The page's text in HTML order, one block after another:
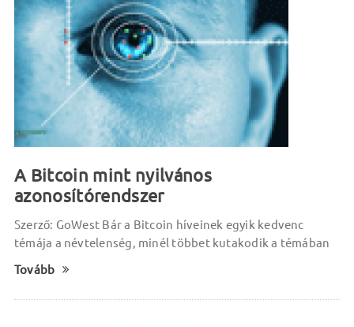
A Bitcoin mint nyilvános
azonosítórendszer
Szerző: GoWest Bár a Bitcoin híveinek egyik kedvenc
témája a névtelenség, minél többet kutakodik a témában
Tovább